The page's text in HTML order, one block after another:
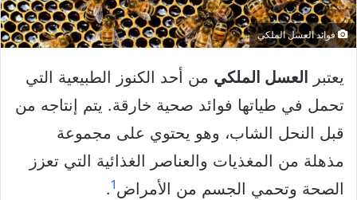
فوائد العسل الملكي
يعتبر العسل الملكي من أحد الكنوز الطبيعية التي
تحمل في طياتها فوائد صحية خارقة. يتم إنتاجه من
قبل النحل الشاب، وهو يحتوي على مجموعة
مذهلة من المغذيات والعناصر الغذائية التي تعزز
الصحة وتحمي الجسم من الأمراض1
.